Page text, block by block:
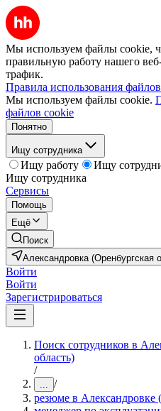
Мы используем файлы cookie,
правильную работу нашего
трафик.
Правила использования
Мы используем файлы cookie.
файлов cookie
Понятно
Ищу сотрудника
Ищу работу
Ищу
Ищу сотрудника
Сервисы
Помощь
Ещё
Поиск
Александровка (Оренбургская
Войти
Войти
Зарегистрироваться
Поиск сотрудников в
область)
/
... /
резюме в Александровке